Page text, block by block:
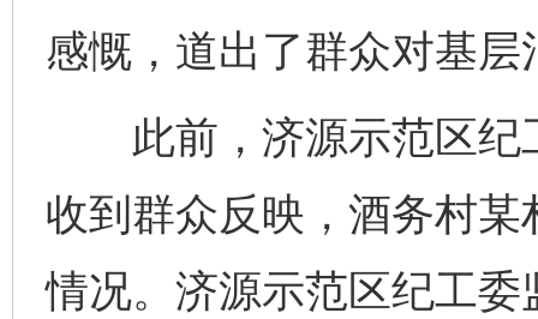
感慨，道出了群众对基
此前，济源示范区纪
收到群众反映，酒务村
情况。济源示范区纪工